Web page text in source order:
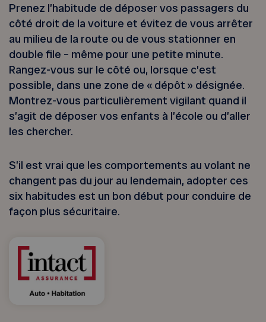
Prenez l’habitude de déposer vos passagers du
côté droit de la voiture et évitez de vous arrêter
au milieu de la route ou de vous stationner en
double file – même pour une petite minute.
Rangez-vous sur le côté ou, lorsque c’est
possible, dans une zone de « dépôt » désignée.
Montrez-vous particulièrement vigilant quand il
s’agit de déposer vos enfants à l’école ou d’aller
les chercher.
S’il est vrai que les comportements au volant ne
changent pas du jour au lendemain, adopter ces
six habitudes est un bon début pour conduire de
façon plus sécuritaire.